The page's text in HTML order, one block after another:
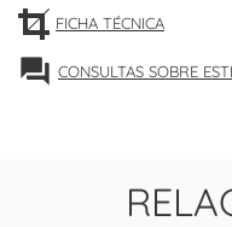
FICHA TÉCNICA
forum CONSULTAS SOBRE